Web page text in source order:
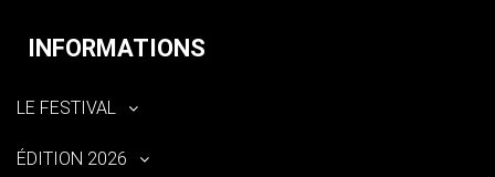
INFORMATIONS
LE FESTIVAL
ÉDITION 2026